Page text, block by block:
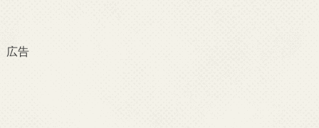
広告